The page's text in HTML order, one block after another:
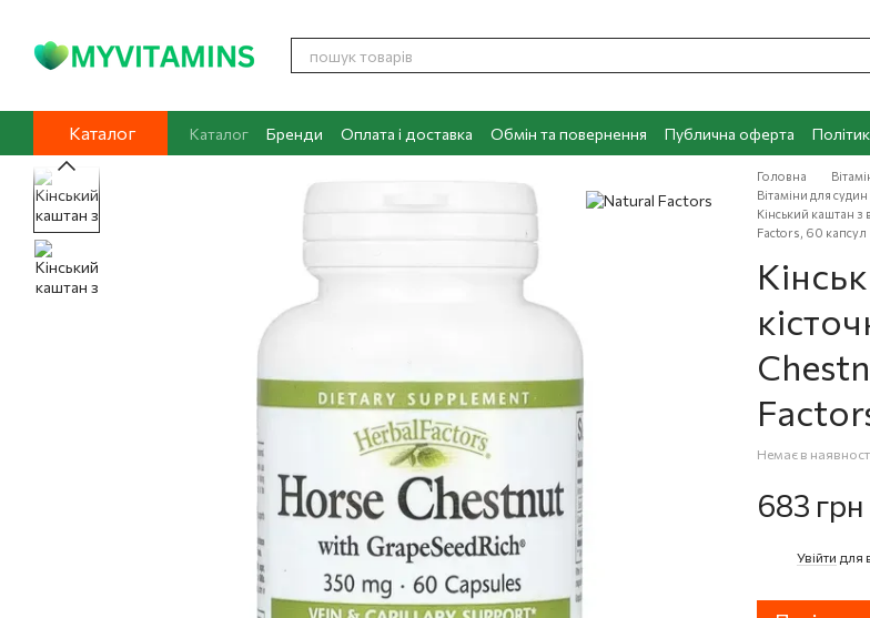
Каталог Каталог Бренди Оплата і доставка Обмін та повернення Публична оферта
Контакти
Про нас Блог
Головна
Вітаміни для
Кінський каштан
Factors, 60 капсул
Немає в
683 грн
Увійти для